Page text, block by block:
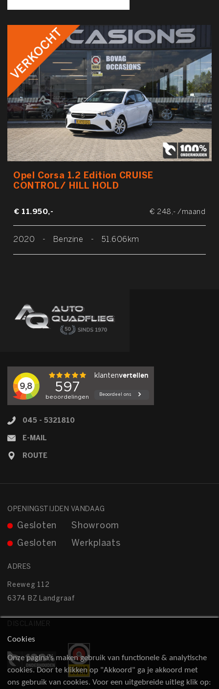
Opel Corsa 1.2 Edition CRUISE
CONTROL/ HILL HOLD
€ 11.950,- € 248,- /maand
2020 - Benzine - 51.606km
045 - 5321810
E-MAIL
ROUTE
OPENINGSTIJDEN VANDAAG
Showroom
Gesloten
Werkplaats
Gesloten
ADRES
Reeweg 112
6374 BZ Landgraaf
DISCLAIMER
Cookies
Onze pagina’s maken gebruik van functionele & analytische
cookies. Door te klikken op "Akkoord" ga je akkoord met
ons gebruik van cookies. Voor een uitgebreide uitleg klik op: